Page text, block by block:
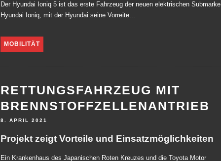
Der Hyundai Ioniq 5 ist das erste Fahrzeug der neuen elektrischen Submarke
Hyundai Ioniq, mit der Hyundai seine Vorreite...
MOBILITÄT
RETTUNGSFAHRZEUG MIT
BRENNSTOFFZELLENANTRIEB
8. APRIL 2021
Projekt zeigt Vorteile und Einsatzmöglichkeiten
Ein Krankenhaus des Japanischen Roten Kreuzes und die Toyota Motor